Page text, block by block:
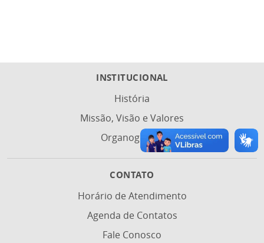
INSTITUCIONAL
História
Missão, Visão e Valores
Organograma
CONTATO
Horário de Atendimento
Agenda de Contatos
Fale Conosco